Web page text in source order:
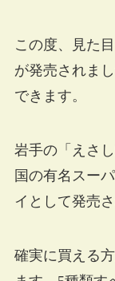
この度、見た
が発売されま
できます。
岩手の「えさ
国の有名スー
イとして発売
確実に買える